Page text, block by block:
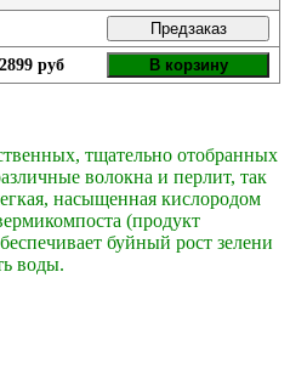
Предзаказ
2899 руб В корзину
тщательно отобранных
волокна и перлит, так
насыщенная кислородом
(продукт
буйный рост зелени
воды.